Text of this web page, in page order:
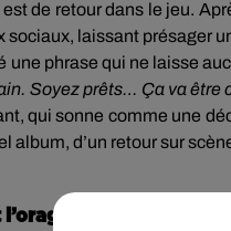
de retour dans le jeu.
laissant présager
une phrase qui ne laisse
Soyez prêts… Ça va être
qui sonne comme une
album, d’un retour sur